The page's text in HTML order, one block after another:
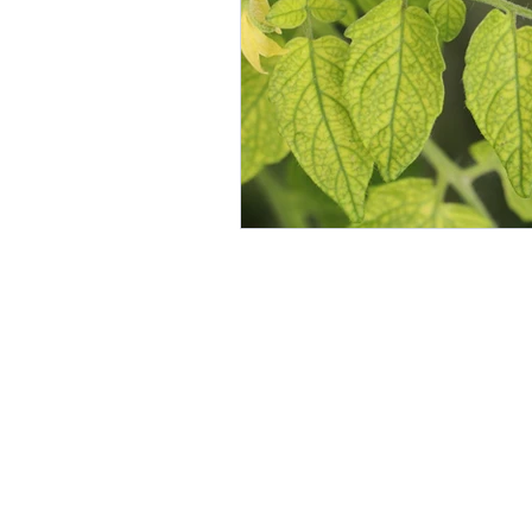
Gemeinschaftsgärten
Landwirte und Vereine um
Linzer Obstbaumgärten